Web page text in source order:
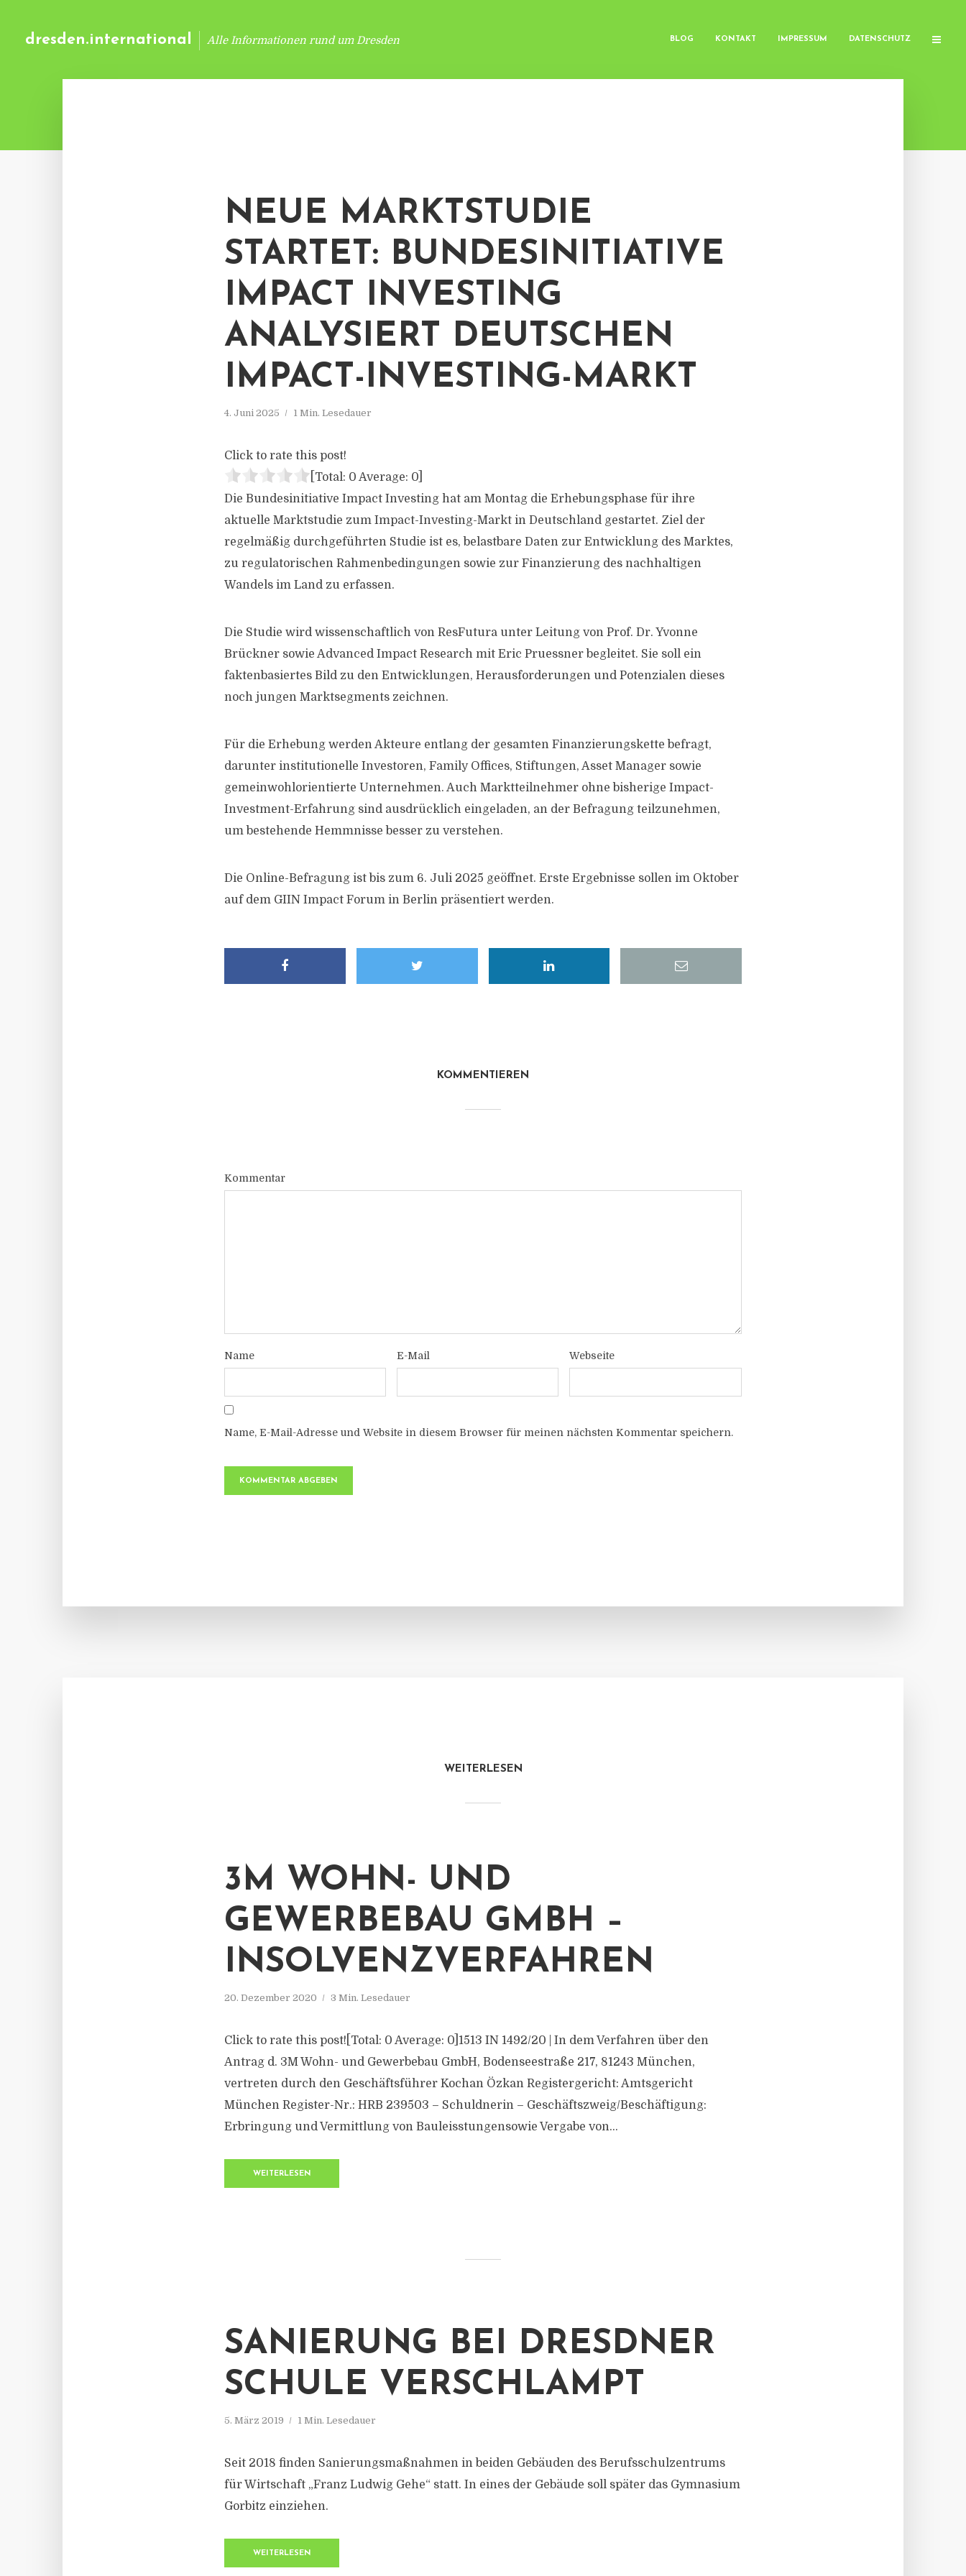
dresden.international Alle Informationen rund um Dresden BLOG KONTAKT IMPRESSUM DATENSCHUTZ
NEUE MARKTSTUDIE
STARTET: BUNDESINITIATIVE
IMPACT INVESTING
ANALYSIERT DEUTSCHEN
IMPACT-INVESTING-MARKT
4. Juni 2025 1 Min. Lesedauer
Click to rate this post!
[Total: 0 Average: 0
Die Bundesinitiative Impact Investing hat am Montag die Erhebungsphase für ihre
aktuelle Marktstudie zum Impact-Investing-Markt in Deutschland gestartet. Ziel der
regelmäßig durchgeführten Studie ist es, belastbare Daten zur Entwicklung des Marktes,
zu regulatorischen Rahmenbedingungen sowie zur Finanzierung des nachhaltigen
Wandels im Land zu erfassen.
Die Studie wird wissenschaftlich von ResFutura unter Leitung von Prof. Dr. Yvonne
Brückner sowie Advanced Impact Research mit Eric Pruessner begleitet. Sie soll ein
faktenbasiertes Bild zu den Entwicklungen, Herausforderungen und Potenzialen dieses
noch jungen Marktsegments zeichnen.
Für die Erhebung werden Akteure entlang der gesamten Finanzierungskette befragt,
darunter institutionelle Investoren, Family Offices, Stiftungen, Asset Manager sowie
gemeinwohlorientierte Unternehmen. Auch Marktteilnehmer ohne bisherige Impact-
Investment-Erfahrung sind ausdrücklich eingeladen, an der Befragung teilzunehmen,
um bestehende Hemmnisse besser zu verstehen.
Die Online-Befragung ist bis zum 6. Juli 2025 geöffnet. Erste Ergebnisse sollen im Oktober
auf dem GIIN Impact Forum in Berlin präsentiert werden.
KOMMENTIEREN
Kommentar
Name E-Mail Webseite
Name, E-Mail-Adresse und Website in diesem Browser für meinen nächsten Kommentar speichern.
WEITERLESEN
3M WOHN- UND
GEWERBEBAU GMBH –
INSOLVENZVERFAHREN
20. Dezember 2020 3 Min. Lesedauer
Click to rate this post![Total: 0 Average: 0]1513 IN 1492/20 | In dem Verfahren über den
Antrag d. 3M Wohn- und Gewerbebau GmbH, Bodenseestraße 217, 81243 München,
vertreten durch den Geschäftsführer Kochan Özkan Registergericht: Amtsgericht
München Register-Nr.: HRB 239503 – Schuldnerin – Geschäftszweig/Beschäftigung:
Erbringung und Vermittlung von Bauleisstungensowie Vergabe von...
WEITERLESEN
SANIERUNG BEI DRESDNER
SCHULE VERSCHLAMPT
5. März 2019 1 Min. Lesedauer
Seit 2018 finden Sanierungsmaßnahmen in beiden Gebäuden des Berufsschulzentrums
für Wirtschaft „Franz Ludwig Gehe“ statt. In eines der Gebäude soll später das Gymnasium
Gorbitz einziehen.
WEITERLESEN